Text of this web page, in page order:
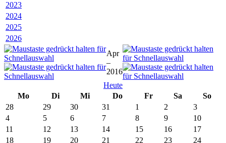
2023
2024
2025
2026
Apr
–
2016
Heute
Mo
Di Mi Do Fr Sa
So
28
29 30 31 1 2
3
4
5 6 7 8 9
10
11
12 13 14 15 16
17
18
19 20 21 22 23
24